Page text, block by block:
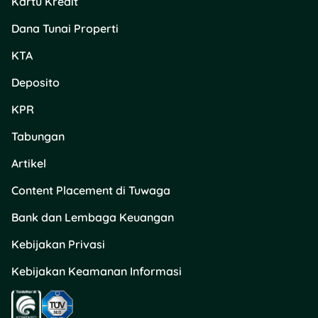
Cadbury Dairy
Milk (90gr):
Rp15.900
30%).
Chocolate:
Dana Tunai Properti
KTA
Deposito
KPR
Tabungan
Artikel
Content Placement di Tuwaga
Bank dan Lembaga Keuangan
Kebijakan Privasi
Kebijakan Keamanan Informasi